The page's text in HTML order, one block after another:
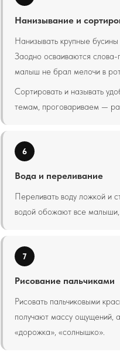
Нанизывание и
Нанизывать крупные
Заодно осваиваются
малыш не брал мелочи в
Сортировать и называть
темам, проговариваем —
6
Вода и переливание
Переливать воду ложкой и
водой обожают все малыши,
7
Рисование пальчиками
Рисовать пальчиковыми
получают массу ощущений,
«дорожка», «солнышко».